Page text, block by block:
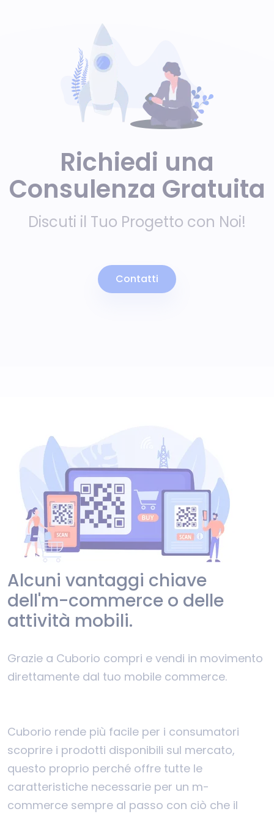
Richiedi una
Consulenza Gratuita
Discuti il Tuo Progetto con Noi!
Contatti
Alcuni vantaggi chiave
dell'm-commerce o delle
attività mobili.
Grazie a Cuborio compri e vendi in movimento
direttamente dal tuo mobile commerce.
Cuborio rende più facile per i consumatori
scoprire i prodotti disponibili sul mercato,
questo proprio perché offre tutte le
caratteristiche necessarie per un m-
commerce sempre al passo con ciò che il